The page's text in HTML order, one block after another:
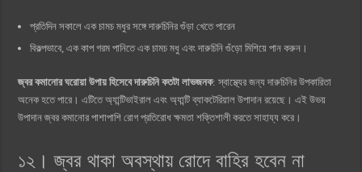
প্রতিদিন সকালে এক চামচ মধুর সঙ্গে দারুচিনির গুঁড়া খেতে পারেন
বিকল্পভাবে, এক কাপ গরম পানিতে এক চামচ মধু এবং দারুচিনি গুঁড়ো মিশিয়ে পান করুন।
জ্বর কমানোর ঘরোয়া উপায় হিসেবে দারুচিনি কতটা লাভজনক: স্বাস্থ্যের জন্য দারুচিনির উপকারিতা
অনেক হতে পারে। এটিতে অ্যান্টিভাইরাল এবং অ্যান্টি ব্যাকটেরিয়াল উপাদান রয়েছে। এই উভয়
উপাদান জ্বর কমানোর পাশাপাশি রোগ প্রতিরোধ ক্ষমতা শক্তিশালী করতে সাহায্য করে।
১২। জ্বর থাকা অবস্থায় রোদে বাহির হবেন না